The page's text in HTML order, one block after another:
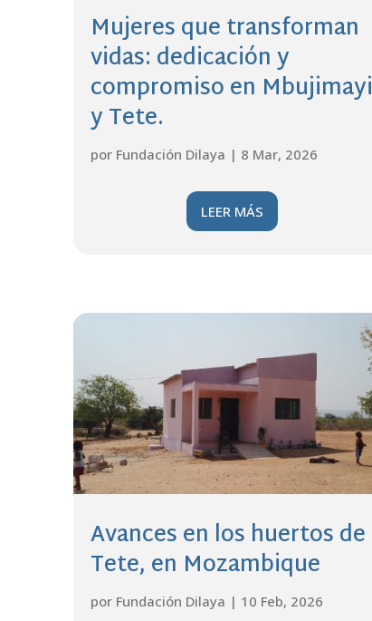
Mujeres que transforman
vidas: dedicación y
compromiso en Mbujimayi
y Tete.
por Fundación Dilaya | 8 Mar, 2026
LEER MÁS
Avances en los huertos de
Tete, en Mozambique
por Fundación Dilaya | 10 Feb, 2026